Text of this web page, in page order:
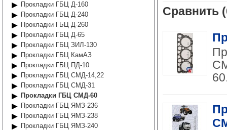
Прокладки ГБЦ Д-160
Прокладки ГБЦ Д-240
Прокладки ГБЦ Д-260
Прокладки ГБЦ Д-65
Прокладки ГБЦ ЗИЛ-130
Прокладки ГБЦ КамАЗ
Прокладки ГБЦ ПД-10
Прокладки ГБЦ СМД-14,22
Прокладки ГБЦ СМД-31
Прокладки ГБЦ СМД-60
Прокладки ГБЦ ЯМЗ-236
Прокладки ГБЦ ЯМЗ-238
Прокладки ГБЦ ЯМЗ-240
Сравнить